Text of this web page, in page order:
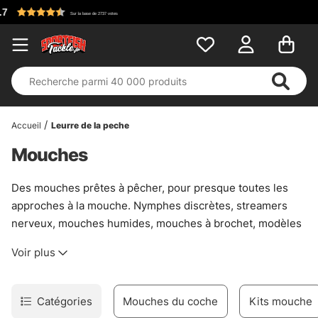
Accueil Leurre de la peche
Mouches
Des mouches prêtes à pêcher, pour presque toutes les
approches à la mouche. Nymphes discrètes, streamers
nerveux, mouches humides, mouches à brochet, modèles
les usages sérieux, pas les fantaisies. Quand il faut
bricoler, une bonne mouche fait vite la différence. C’est là
que le choix compte.
Voir plus
Catégories Mouches du coche Kits mouche